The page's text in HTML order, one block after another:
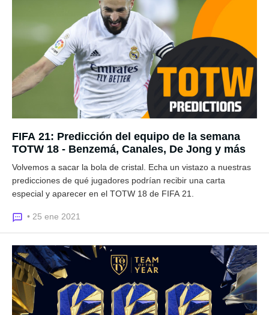
FIFA 21: Predicción del equipo de la semana
TOTW 18 - Benzemá, Canales, De Jong y más
Volvemos a sacar la bola de cristal. Echa un vistazo a nuestras
predicciones de qué jugadores podrían recibir una carta
especial y aparecer en el TOTW 18 de FIFA 21.
• 25 ene 2021